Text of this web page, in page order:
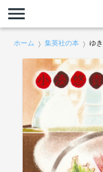
ホーム 集英社の本 ゆ